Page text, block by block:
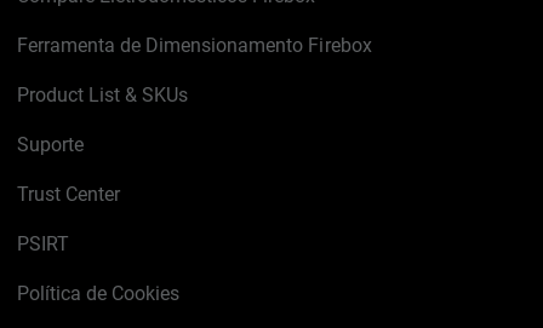
Ferramenta de Dimensionamento Firebox
Product List & SKUs
Suporte
Trust Center
PSIRT
Política de Cookies